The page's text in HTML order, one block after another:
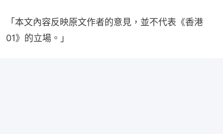
「本文內容反映原文作者的意見，並不代表《香港
01》的立場。」